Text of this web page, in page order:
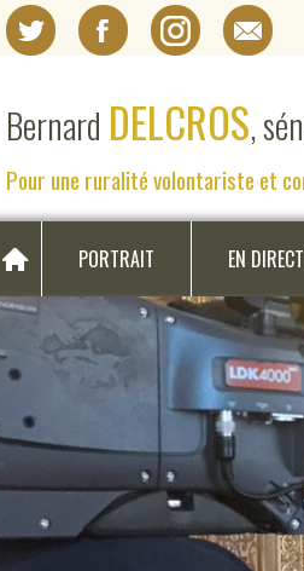
Bernard DELCROS,
Pour une ruralité volontariste et
PORTRAIT EN